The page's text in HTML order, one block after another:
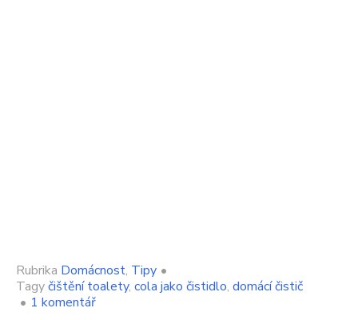
Rubrika Domácnost, Tipy •
Tagyčištění toalety, cola jako čistidlo, domácí čistič
• 1 komentářu